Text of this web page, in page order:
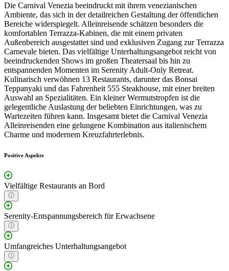
Die Carnival Venezia beeindruckt mit ihrem venezianischen
Ambiente, das sich in der detailreichen Gestaltung der öffentlichen
Bereiche widerspiegelt. Alleinreisende schätzen besonders die
komfortablen Terrazza-Kabinen, die mit einem privaten
Außenbereich ausgestattet sind und exklusiven Zugang zur Terrazza
Carnevale bieten. Das vielfältige Unterhaltungsangebot reicht von
beeindruckenden Shows im großen Theatersaal bis hin zu
entspannenden Momenten im Serenity Adult-Only Retreat.
Kulinarisch verwöhnen 13 Restaurants, darunter das Bonsai
Teppanyaki und das Fahrenheit 555 Steakhouse, mit einer breiten
Auswahl an Spezialitäten. Ein kleiner Wermutstropfen ist die
gelegentliche Auslastung der beliebten Einrichtungen, was zu
Wartezeiten führen kann. Insgesamt bietet die Carnival Venezia
Alleinreisenden eine gelungene Kombination aus italienischem
Charme und modernem Kreuzfahrterlebnis.
Positive Aspekte
Vielfältige Restaurants an Bord
Serenity-Entspannungsbereich für Erwachsene
Umfangreiches Unterhaltungsangebot